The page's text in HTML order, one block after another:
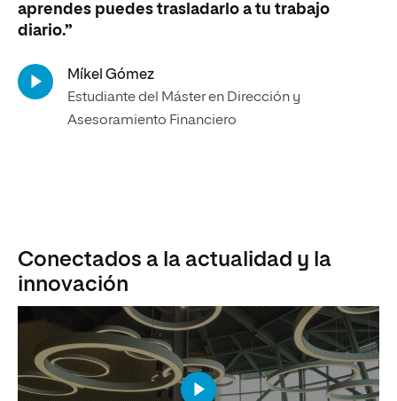
aprendes puedes trasladarlo a tu trabajo
diario.”
Míkel Gómez
Estudiante del Máster en Dirección y
Asesoramiento Financiero
Conectados a la actualidad y la
innovación